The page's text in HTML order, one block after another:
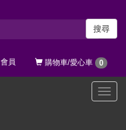
搜尋
購物車/愛心車 0
會員
選